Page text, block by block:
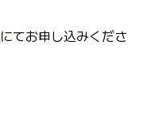
にてお申し込みくださ